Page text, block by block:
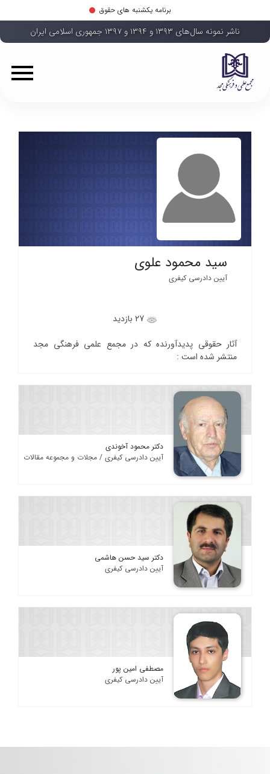
برنامه یکشنبه های حقوق
ناشر نمونه سال‌های ۱۳۹۳ و ۱۳۹۴ و ۱۳۹۷ جمهوری اسلامی ایران
سید محمود علوی
آیین دادرسی کیفری
آثار حقوقی پدیدآورنده که در مجمع علمی فرهنگی مجد
منتشر شده است :
دکتر محمود آخوندی
آیین دادرسی کیفری / مجلات و مجموعه مقالات
دکتر سید حسن هاشمی
آیین دادرسی کیفری
مصطفی امین پور
آیین دادرسی کیفری